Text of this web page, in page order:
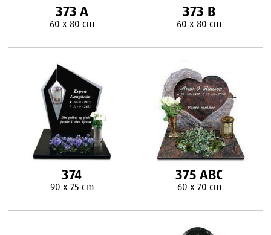
373 A
60 x 80 cm
373 B
60 x 80 cm
374
90 x 75 cm
375 ABC
60 x 70 cm